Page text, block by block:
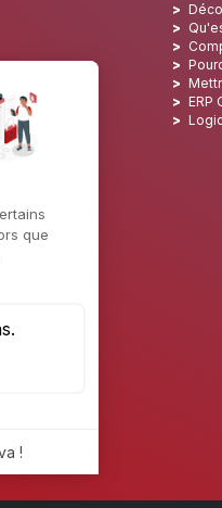
14, Odoo
19
du Nord
du Nord
du Nord
du Nord
du Nord
- Amérique
ERP